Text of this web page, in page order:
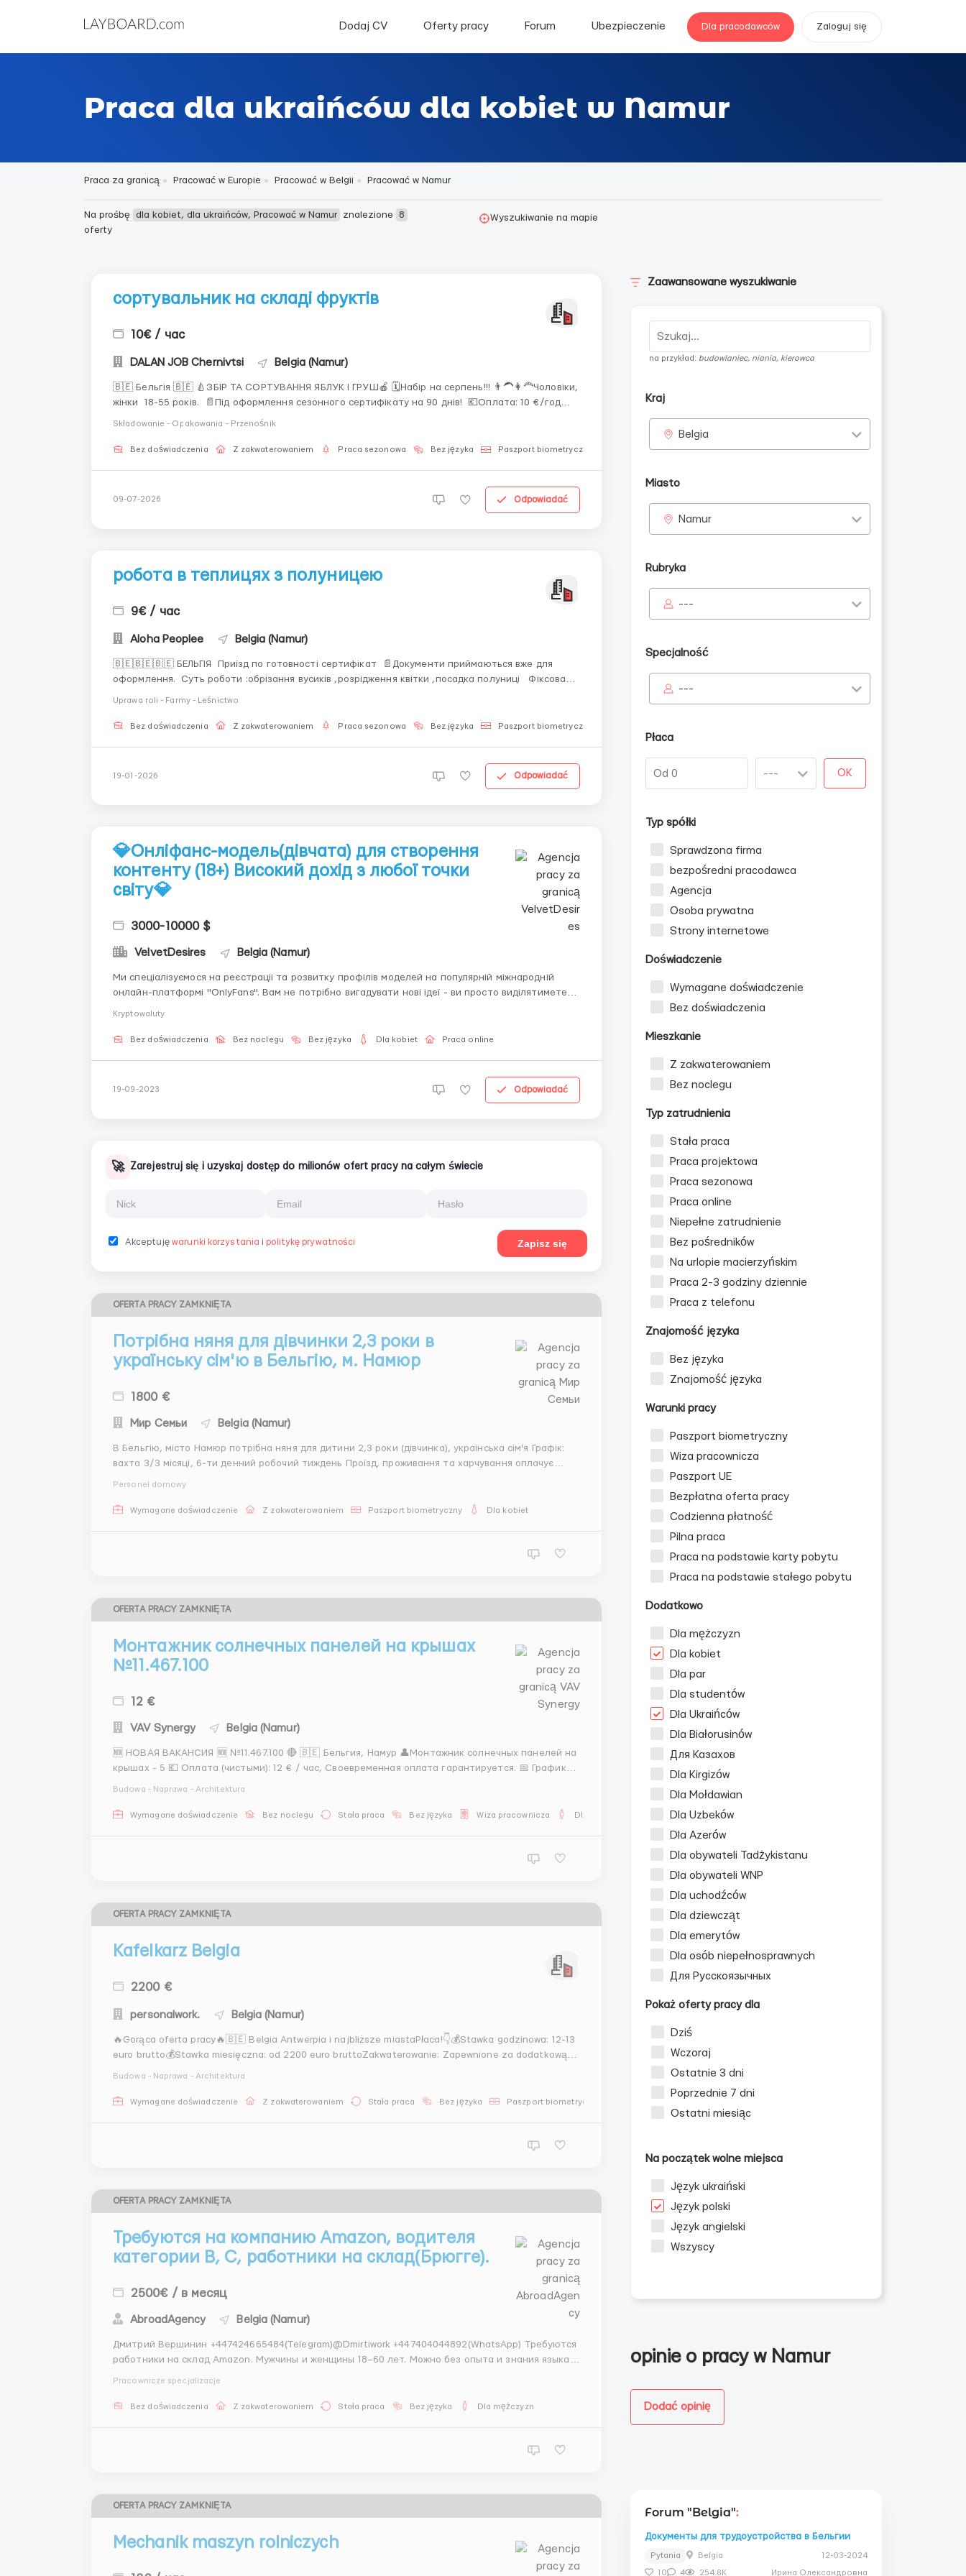
Dodaj CV Oferty pracy Forum Ubezpieczenie Dla pracodawców Zaloguj się
Praca dla ukraińców dla kobiet w Namur
Praca za granicą Pracować w Europie Pracować w Belgii Pracować w Namur
Na prośbę dla kobiet, dla ukraińców, Pracować w Namur znalezione
8
oferty
Wyszukiwanie na mapie
сортувальник на складі фруктів
10€ / час
DALAN JOB Chernivtsi Belgia (Namur)
🇧🇪 Бельгія 🇧🇪 🍐ЗБІР ТА СОРТУВАННЯ ЯБЛУК І ГРУШ🍎 🗓Набір на серпень!!! 👨‍🦱👩‍🦰Чоловіки,
жінки 18-55 років. 📄Під оформлення сезонного сертифікату на 90 днів! 💶Оплата: 10 €/год
нетто. 📝Обов'язки: збір та сортування яблук і груш. 🗓Графік: 6 днів/тижде...
Składowanie - Opakowania - Przenośnik
Bez doświadczenia Z zakwaterowaniem Praca sezonowa Bez języka Paszport biometryczny Dla mężczyzn
09-07-2026 Odpowiadać
робота в теплицях з полуницею
9€ / час
Aloha Peoplee Belgia (Namur)
🇧🇪🇧🇪🇧🇪 БЕЛЬГІЯ Приїзд по готовності сертифікат 📄Документи приймаються вже для
оформлення. Суть роботи :обрізання вусиків ,розрідження квітки ,посадка полуниці Фіксована
оплата 9 € в годину нетто 💶💶1700/2200 € в місяць нетто 👩🏻Жінки до 55-5...
Uprawa roli - Farmy - Leśnictwo
Bez doświadczenia Z zakwaterowaniem Praca sezonowa Bez języka Paszport biometryczny
19-01-2026 Odpowiadać
💎Онліфанс-модель(дівчата) для створення
контенту (18+) Високий дохід з любої точки
світу💎
3000-10000 $
VelvetDesires Belgia (Namur)
Ми спеціалізуємося на реєстраціі та розвитку профілів моделей на популярній міжнародній
онлайн-платформі "OnlyFans". Вам не потрібно вигадувати нові ідеї - ви просто виділятимете
Kryptowaluty
Bez doświadczenia Bez noclegu Bez języka Dla kobiet Praca online
19-09-2023 Odpowiadać
🚀 Zarejestruj się i uzyskaj dostęp do milionów ofert pracy na całym świecie
Akceptujęwarunki korzystania i politykę prywatności Zapisz się
OFERTA PRACY ZAMKNIĘTA
Потрібна няня для дівчинки 2,3 роки в
українську сім'ю в Бельгію, м. Намюр
1800 €
Мир Семьи Belgia (Namur)
В Бельгію, місто Намюр потрібна няня для дитини 2,3 роки (дівчинка), українська сім'я Графік:
вахта 3/3 місяці, 6-ти денний робочий тиждень Проїзд, проживання та харчування оплачує
Personel domowy
Wymagane doświadczenie Z zakwaterowaniem Paszport biometryczny Dla kobiet
OFERTA PRACY ZAMKNIĘTA
Монтажник солнечных панелей на крышах
№11.467.100
12 €
VAV Synergy Belgia (Namur)
🆕 НОВАЯ ВАКАНСИЯ 🆕 №11.467.100 🔴 🇧🇪 Бельгия, Намур 👤Монтажник солнечных панелей на
крышах - 5 💶 Оплата (чистыми): 12 € / час, Своевременная оплата гарантируется. 📅 График/
Budowa - Naprawa - Architektura
Wymagane doświadczenie Bez noclegu Stała praca Bez języka Wiza pracownicza Dla mężczyzn
OFERTA PRACY ZAMKNIĘTA
Kafelkarz Belgia
2200 €
personalwork. Belgia (Namur)
🔥Gorąca oferta pracy🔥🇧🇪 Belgia Antwerpia i najbliższe miastaPłaca!👇💰Stawka godzinowa: 12-13
euro brutto💰Stawka miesięczna: od 2200 euro bruttoZakwaterowanie: Zapewnione za dodatkową
Budowa - Naprawa - Architektura
Wymagane doświadczenie Z zakwaterowaniem Stała praca Bez języka Paszport biometryczny
OFERTA PRACY ZAMKNIĘTA
Требуются на компанию Amazon, водителя
категории B, C, работники на склад(Брюгге).
2500€ / в месяц
AbroadAgency Belgia (Namur)
Дмитрий Вершинин +447424665484(Telegram)@Dmirtiwork +447404044892(WhatsApp) Требуются
работники на склад Amazon. Мужчины и женщины 18–60 лет. Можно без опыта и знания языка.
Pracownicze specjalizacje
Bez doświadczenia Z zakwaterowaniem Stała praca Bez języka Dla mężczyzn
OFERTA PRACY ZAMKNIĘTA
Mechanik maszyn rolniczych
Zaawansowane wyszukiwanie
na przykład: budowlaniec, niania, kierowca
Kraj
Belgia
Miasto
Namur
Rubryka
---
Specjalność
---
Płaca
OK
Typ spółki
Sprawdzona firma
bezpośredni pracodawca
Agencja
Osoba prywatna
Strony internetowe
Doświadczenie
Wymagane doświadczenie
Bez doświadczenia
Mieszkanie
Z zakwaterowaniem
Bez noclegu
Typ zatrudnienia
Stała praca
Praca projektowa
Praca sezonowa
Praca online
Niepełne zatrudnienie
Bez pośredników
Na urlopie macierzyńskim
Praca 2-3 godziny dziennie
Praca z telefonu
Znajomość języka
Bez języka
Znajomość języka
Warunki pracy
Paszport biometryczny
Wiza pracownicza
Paszport UE
Bezpłatna oferta pracy
Codzienna płatność
Pilna praca
Praca na podstawie karty pobytu
Praca na podstawie stałego pobytu
Dodatkowo
Dla mężczyzn
Dla kobiet
Dla par
Dla studentów
Dla Ukraińców
Dla Białorusinów
Для Казахов
Dla Kirgizów
Dla Mołdawian
Dla Uzbeków
Dla Azerów
Dla obywateli Tadżykistanu
Dla obywateli WNP
Dla uchodźców
Dla dziewcząt
Dla emerytów
Dla osób niepełnosprawnych
Для Русскоязычных
Pokaż oferty pracy dla
Dziś
Wczoraj
Ostatnie 3 dni
Poprzednie 7 dni
Ostatni miesiąc
Na początek wolne miejsca
Język ukraiński
Język polski
Język angielski
Wszyscy
opinie o pracy w Namur
Dodać opinię
Forum "Belgia":
Документы для трудоустройства в Бельгии
Pytania Belgia 12-03-2024
10 4 254.8K Ирина Олександровна